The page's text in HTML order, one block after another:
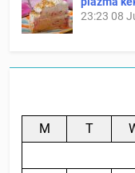
23:23 08
M T